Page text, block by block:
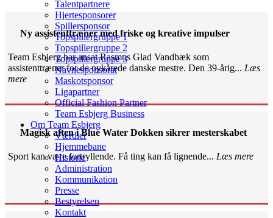
Talentpartnere
Hjertesponsorer
Spillersponsor
Topspillergruppe 1
Topspillergruppe 2
Topspillergruppe 3
Navnesponsorat
Maskotsponsor
Ligapartner
Official Fashion Partner
Team Esbjerg Business
Om Team Esbjerg
Værdier
Hjemmebane
Historie
Administration
Kommunikation
Presse
Bestyrelsen
Kontakt
Ny assistenttræner med friske og kreative impulser
Team Esbjerg har ansat Rasmus Glad Vandbæk som
assistenttræner for de nykårede danske mestre. Den 39-årig... Læs
mere
Magisk aften i Blue Water Dokken sikrer mesterskabet
Sport kan være fortryllende. Få ting kan få lignende... Læs mere